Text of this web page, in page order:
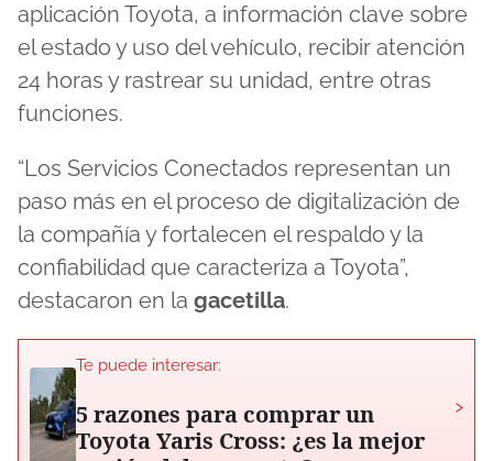
aplicación Toyota, a información clave sobre
el estado y uso del vehículo, recibir atención
24 horas y rastrear su unidad, entre otras
funciones.
“Los Servicios Conectados representan un
paso más en el proceso de digitalización de
la compañía y fortalecen el respaldo y la
confiabilidad que caracteriza a Toyota”,
destacaron en la gacetilla.
Te puede interesar:
5 razones para comprar un
Toyota Yaris Cross: ¿es la mejor
›